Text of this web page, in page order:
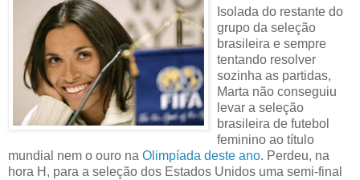
Isolada do restante do
grupo da seleção
brasileira e sempre
tentando resolver
sozinha as partidas,
Marta não conseguiu
levar a seleção
brasileira de futebol
feminino ao título
mundial nem o ouro na Olimpíada deste ano. Perdeu, na
hora H, para a seleção dos Estados Unidos uma semi-final